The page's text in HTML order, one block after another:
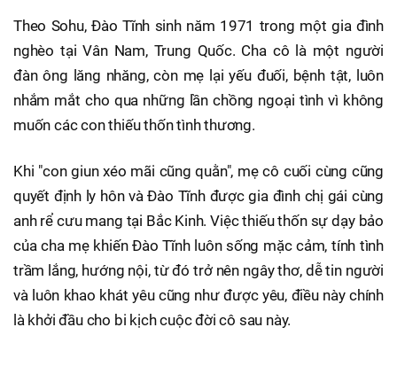
Theo Sohu, Đào Tĩnh sinh năm 1971 trong một gia đình
nghèo tại Vân Nam, Trung Quốc. Cha cô là một người
đàn ông lăng nhăng, còn mẹ lại yếu đuối, bệnh tật, luôn
nhắm mắt cho qua những lần chồng ngoại tình vì không
muốn các con thiếu thốn tình thương.
Khi "con giun xéo mãi cũng quằn", mẹ cô cuối cùng cũng
quyết định ly hôn và Đào Tĩnh được gia đình chị gái cùng
anh rể cưu mang tại Bắc Kinh. Việc thiếu thốn sự dạy bảo
của cha mẹ khiến Đào Tĩnh luôn sống mặc cảm, tính tình
trầm lắng, hướng nội, từ đó trở nên ngây thơ, dễ tin người
và luôn khao khát yêu cũng như được yêu, điều này chính
là khởi đầu cho bi kịch cuộc đời cô sau này.